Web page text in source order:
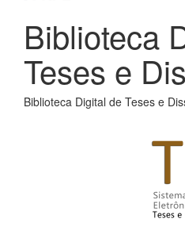
Biblioteca
Teses e
Biblioteca Digital de Teses e